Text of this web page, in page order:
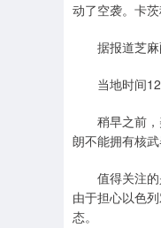
动了空袭。卡
据报道芝麻
当地时间12
稍早之前，美
朗不能拥有核
值得关注的
由于担心以色
态。